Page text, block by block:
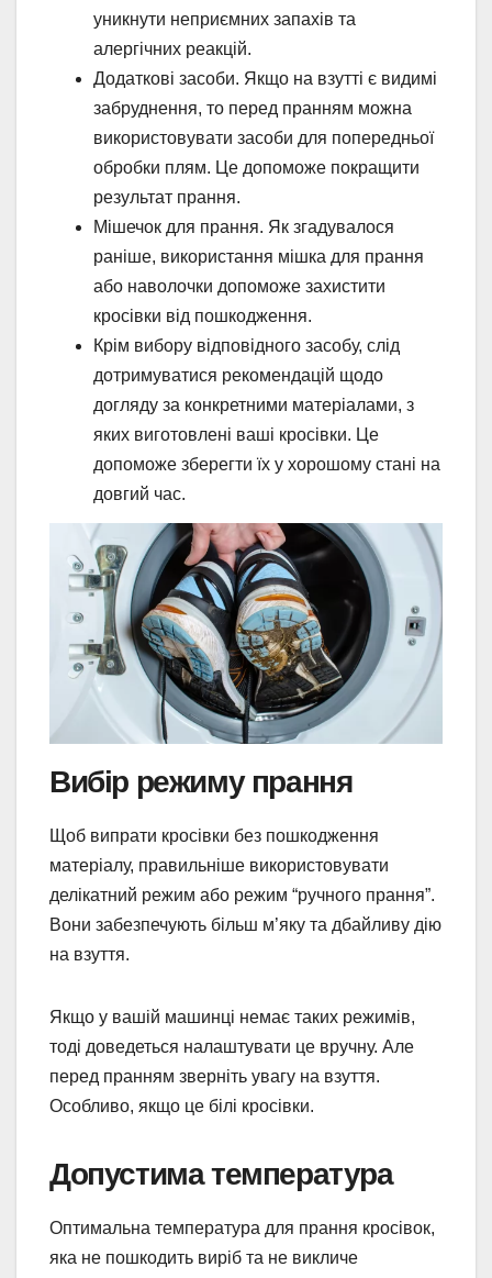
уникнути неприємних запахів та
алергічних реакцій.
Додаткові засоби. Якщо на взутті є видимі
забруднення, то перед пранням можна
використовувати засоби для попередньої
обробки плям. Це допоможе покращити
результат прання.
Мішечок для прання. Як згадувалося
раніше, використання мішка для прання
або наволочки допоможе захистити
кросівки від пошкодження.
Крім вибору відповідного засобу, слід
дотримуватися рекомендацій щодо
догляду за конкретними матеріалами, з
яких виготовлені ваші кросівки. Це
допоможе зберегти їх у хорошому стані на
довгий час.
Вибір режиму прання
Щоб випрати кросівки без пошкодження
матеріалу, правильніше використовувати
делікатний режим або режим “ручного прання”.
Вони забезпечують більш м’яку та дбайливу дію
на взуття.
Якщо у вашій машинці немає таких режимів,
тоді доведеться налаштувати це вручну. Але
перед пранням зверніть увагу на взуття.
Особливо, якщо це білі кросівки.
Допустима температура
Оптимальна температура для прання кросівок,
яка не пошкодить виріб та не викличе